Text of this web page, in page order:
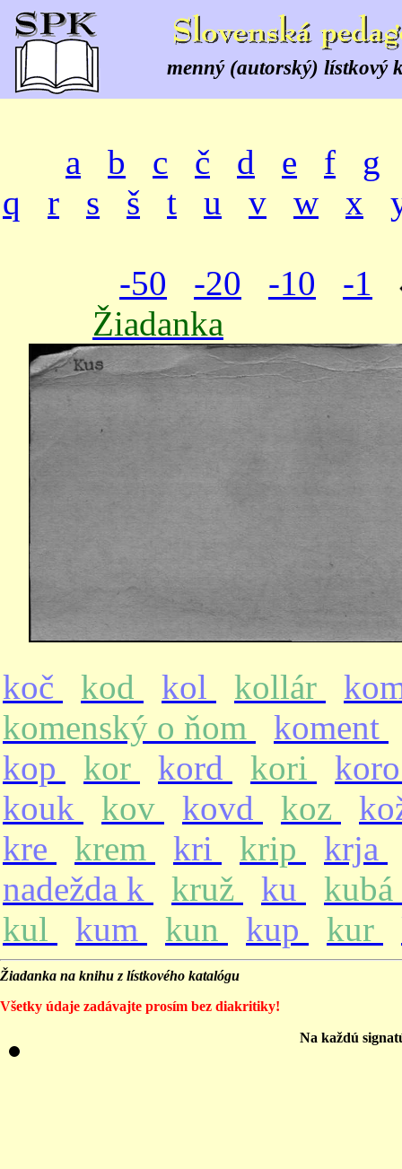
menný (autorský) lístkový
a b c č d e f
g
q
r s š t u v w x
-50 -20 -10
-1
Žiadanka
koč kod kol kollár
komenský o ňom
koment
kop
kor kord kori
kouk
kov kovd koz
kre
krem kri krip
krja
nadežda k
kruž ku
kubá
kul
kum kun kup kur
Žiadanka na knihu z lístkového katalógu
Všetky údaje zadávajte prosím bez diakritiky!
Na každú